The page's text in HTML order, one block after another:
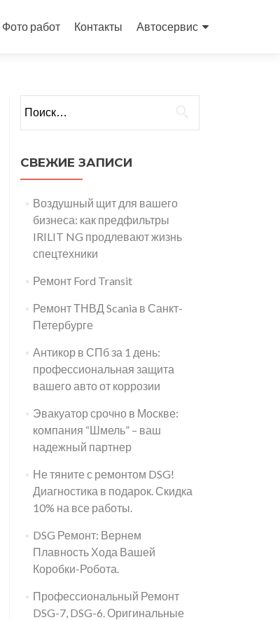
к
Фото работ Контакты Автосервис
СВЕЖИЕ ЗАПИСИ
Воздушный щит для вашего
бизнеса: как предфильтры
IRILIT NG продлевают жизнь
спецтехники
Ремонт Ford Transit
Ремонт ТНВД Scania в Санкт-
Петербурге
Антикор в СПб за 1 день:
профессиональная защита
вашего авто от коррозии
Эвакуатор срочно в Москве:
компания “Шмель” – ваш
надежный партнер
Не тяните с ремонтом DSG!
Диагностика в подарок. Скидка
10% на все работы.
DSG Ремонт: Вернем
Плавность Хода Вашей
Коробки-Робота.
Профессиональный Ремонт
DSG-7, DSG-6. Оригинальные